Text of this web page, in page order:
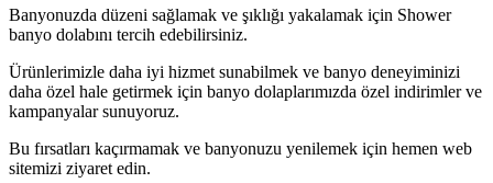
Banyonuzda düzeni sağlamak ve şıklığı yakalamak için Shower
banyo dolabını tercih edebilirsiniz.
Ürünlerimizle daha iyi hizmet sunabilmek ve banyo deneyiminizi
daha özel hale getirmek için banyo dolaplarımızda özel indirimler ve
kampanyalar sunuyoruz.
Bu fırsatları kaçırmamak ve banyonuzu yenilemek için hemen web
sitemizi ziyaret edin.